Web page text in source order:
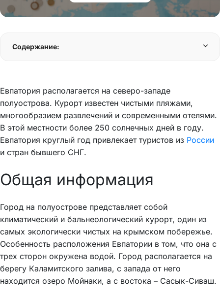
Содержание:
Евпатория располагается на северо-западе
полуострова. Курорт известен чистыми пляжами,
многообразием развлечений и современными отелями.
В этой местности более 250 солнечных дней в году.
Евпатория круглый год привлекает туристов из России
и стран бывшего СНГ.
Общая информация
Город на полуострове представляет собой
климатический и бальнеологический курорт, один из
самых экологически чистых на крымском побережье.
Особенность расположения Евпатории в том, что она с
трех сторон окружена водой. Город располагается на
берегу Каламитского залива, с запада от него
находится озеро Мойнаки, а с востока – Сасык-Сиваш.